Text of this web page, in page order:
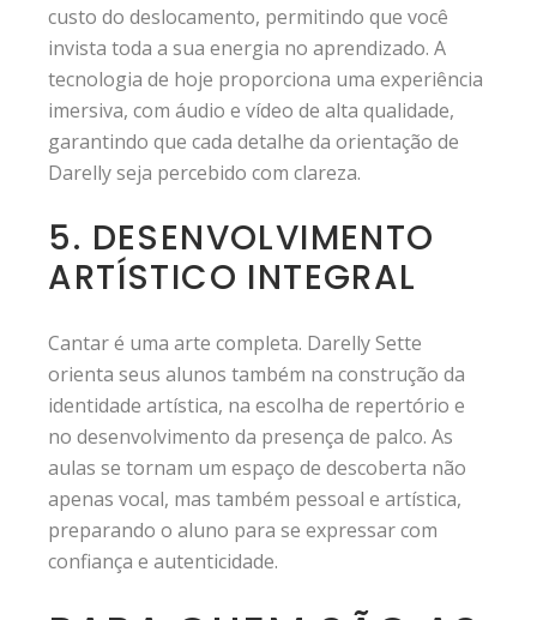
custo do deslocamento, permitindo que você
invista toda a sua energia no aprendizado. A
tecnologia de hoje proporciona uma experiência
imersiva, com áudio e vídeo de alta qualidade,
garantindo que cada detalhe da orientação de
Darelly seja percebido com clareza.
5. DESENVOLVIMENTO
ARTÍSTICO INTEGRAL
Cantar é uma arte completa. Darelly Sette
orienta seus alunos também na construção da
identidade artística, na escolha de repertório e
no desenvolvimento da presença de palco. As
aulas se tornam um espaço de descoberta não
apenas vocal, mas também pessoal e artística,
preparando o aluno para se expressar com
confiança e autenticidade.